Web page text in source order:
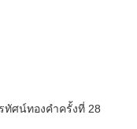
ศน์ทองคำครั้งที่ 28